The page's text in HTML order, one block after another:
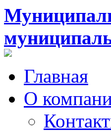
Главная
О